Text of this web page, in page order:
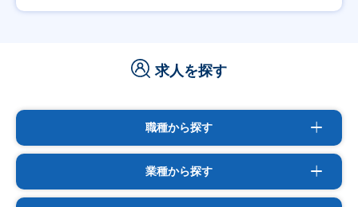
求人を探す
職種から探す
業種から探す